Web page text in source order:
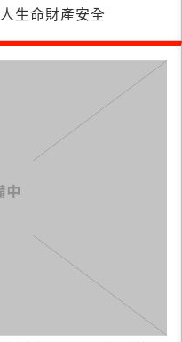
生命財產安全